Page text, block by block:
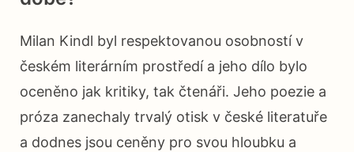
Milan Kindl byl respektovanou osobností v
českém literárním prostředí a jeho dílo bylo
oceněno jak kritiky, tak čtenáři. Jeho poezie a
próza zanechaly trvalý otisk v české literatuře
a dodnes jsou ceněny pro svou hloubku a